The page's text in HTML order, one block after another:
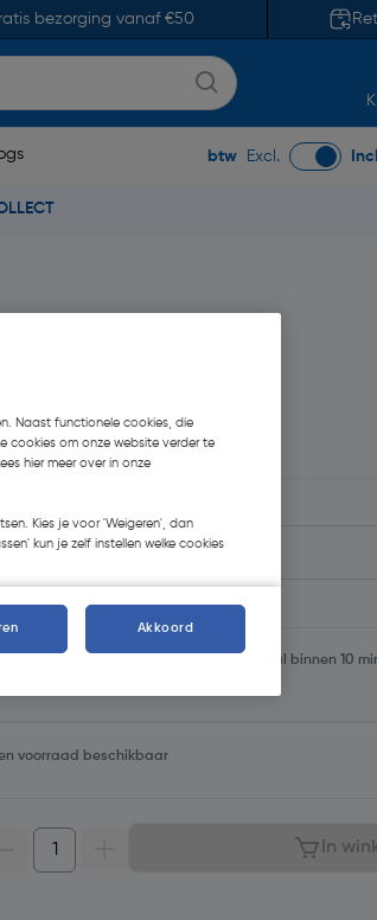
bezorging vanaf €50
btw Excl.
btw € 6,50€ 3,94/m
winkel - Bekijk voorraadniveaus en haal binnen 10
voorraad beschikbaar
In
Naast functionele cookies, die
cookies om onze website verder te
hier meer over in onze
Kies je voor 'Weigeren', dan
kun je zelf instellen welke cookies
Akkoord